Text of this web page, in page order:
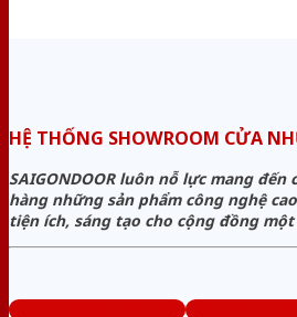
HỆ THỐNG SHOWROOM CỬA
SAIGONDOOR luôn nỗ lực mang đến
hàng những sản phẩm công nghệ
tiện ích, sáng tạo cho cộng đồng
www.sieuthicuanhua.net Tổng đài tư